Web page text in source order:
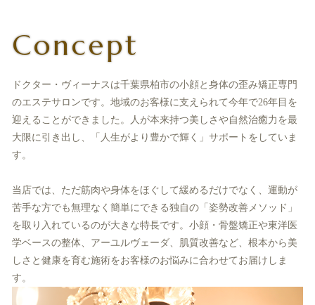
Concept
ドクター・ヴィーナスは千葉県柏市の小顔と身体の歪み矯正専門
のエステサロンです。地域のお客様に支えられて今年で26年目を
迎えることができました。人が本来持つ美しさや自然治癒力を最
大限に引き出し、「人生がより豊かで輝く」サポートをしていま
す。
当店では、ただ筋肉や身体をほぐして緩めるだけでなく、運動が
苦手な方でも無理なく簡単にできる独自の「姿勢改善メソッド」
を取り入れているのが大きな特長です。小顔・骨盤矯正や東洋医
学ベースの整体、アーユルヴェーダ、肌質改善など、根本から美
しさと健康を育む施術をお客様のお悩みに合わせてお届けしま
す。